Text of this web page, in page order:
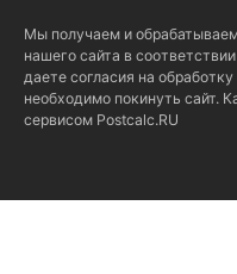
Мы получаем и
нашего сайта в соответствии
даете согласия на
необходимо покинуть сайт.
сервисом Postcalc.RU